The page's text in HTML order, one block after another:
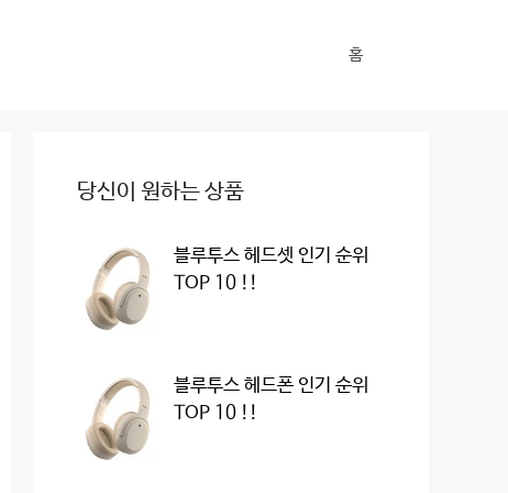
홈
당신이 원하는 상품
블루투스 헤드셋 인기 순위
TOP 10 !!
블루투스 헤드폰 인기 순위
TOP 10 !!